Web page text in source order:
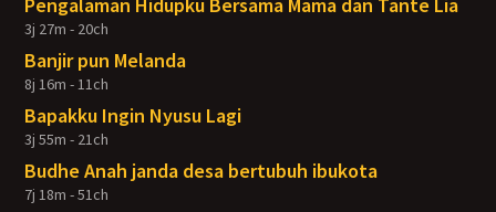
3j 27m - 20ch
Banjir pun Melanda
8j 16m - 11ch
Bapakku Ingin Nyusu Lagi
3j 55m - 21ch
Budhe Anah janda desa bertubuh ibukota
7j 18m - 51ch